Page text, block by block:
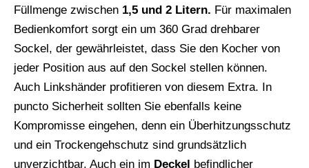
Füllmenge zwischen 1,5 und 2 Litern. Für maximalen
Bedienkomfort sorgt ein um 360 Grad drehbarer
Sockel, der gewährleistet, dass Sie den Kocher von
jeder Position aus auf den Sockel stellen können.
Auch Linkshänder profitieren von diesem Extra. In
puncto Sicherheit sollten Sie ebenfalls keine
Kompromisse eingehen, denn ein Überhitzungsschutz
und ein Trockengehschutz sind grundsätzlich
unverzichtbar. Auch ein im Deckel befindlicher